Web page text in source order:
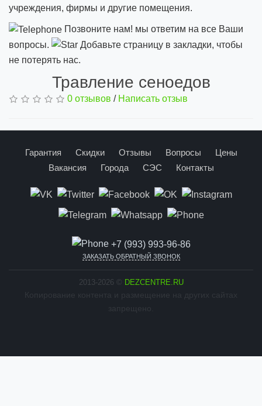
учреждения, фирмы и другие помещения.
Позвоните нам! мы ответим на все Ваши
вопросы.
Добавьте страницу в закладки, чтобы
не потерять нас.
Травление сеноедов
0 отзывов / Написать отзыв
Гарантия Скидки Отзывы Вопросы
Цены
Вакансия
Города СЭС Контакты
+7 (993) 993-96-86
ЗАКАЗАТЬ ОБРАТНЫЙ ЗВОНОК
2013-2026 © DEZCENTRE.RU